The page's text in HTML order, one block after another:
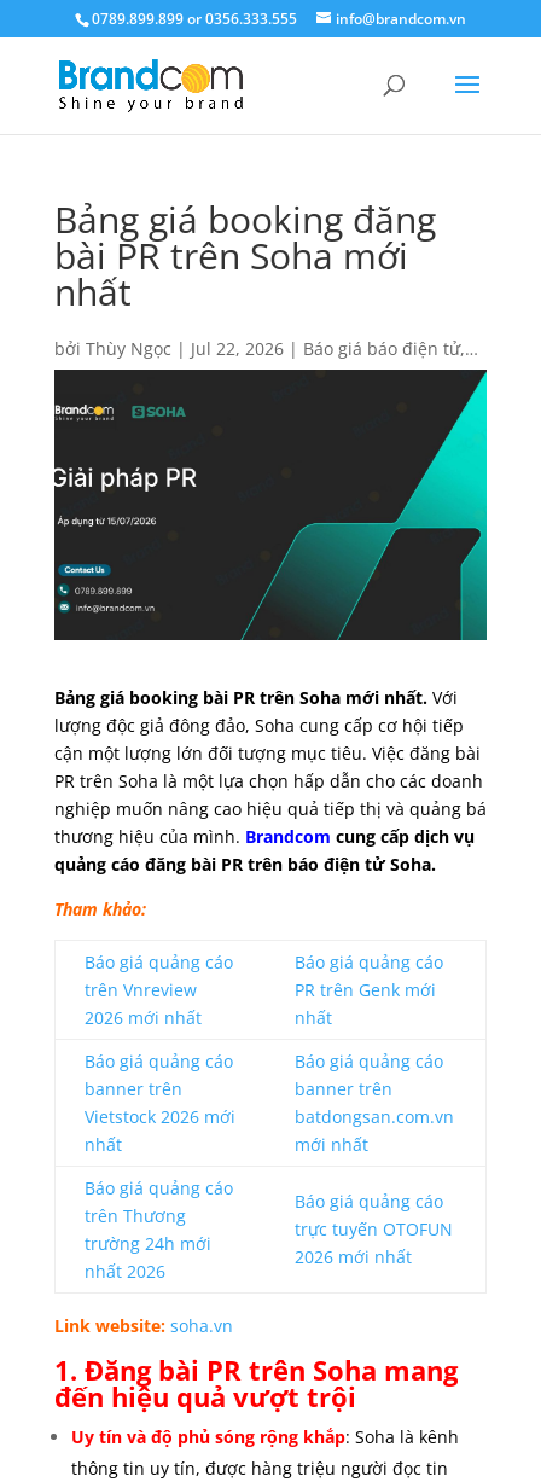
0789.899.899 or 0356.333.555 info@brandcom.vn
Bảng giá booking đăng
bài PR trên Soha mới
nhất
bởi Thùy Ngọc | Jul 22, 2026| Báo giá báo điện tử,
Báo giá quảng cáo
Bảng giá booking bài PR trên Soha mới nhất. Với
lượng độc giả đông đảo, Soha cung cấp cơ hội tiếp
cận một lượng lớn đối tượng mục tiêu. Việc đăng bài
PR trên Soha là một lựa chọn hấp dẫn cho các doanh
nghiệp muốn nâng cao hiệu quả tiếp thị và quảng bá
thương hiệu của mình. Brandcom cung cấp dịch vụ
quảng cáo đăng bài PR trên báo điện tử Soha.
Tham khảo:
Báo giá quảng cáo
trên Vnreview
2026 mới nhất
Báo giá quảng cáo
PR trên Genk mới
nhất
Báo giá quảng cáo
banner trên
Vietstock 2026 mới
nhất
Báo giá quảng cáo
banner trên
batdongsan.com.vn
mới nhất
Báo giá quảng cáo
trên Thương
trường 24h mới
nhất 2026
Báo giá quảng cáo
trực tuyến OTOFUN
2026 mới nhất
Link website: soha.vn
1. Đăng bài PR trên Soha mang
đến hiệu quả vượt trội
Uy tín và độ phủ sóng rộng khắp: Soha là kênh
thông tin uy tín, được hàng triệu người đọc tin